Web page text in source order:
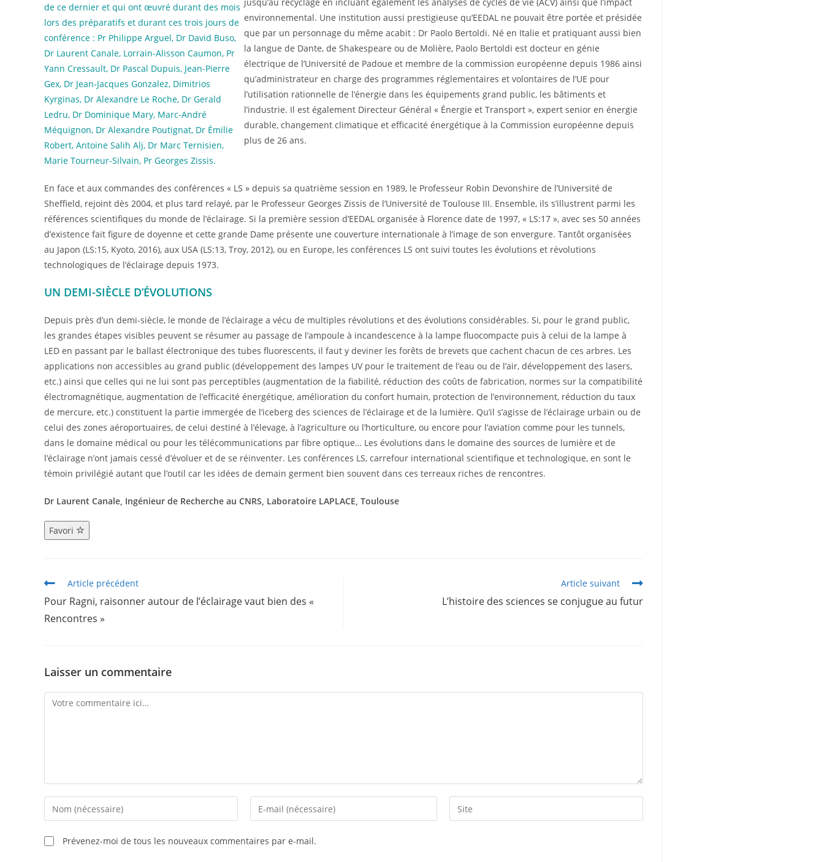
de ce dernier et qui ont œuvré durant des mois
lors des préparatifs et durant ces trois jours de
conférence : Pr Philippe Arguel, Dr David Buso,
Dr Laurent Canale, Lorrain-Alisson Caumon, Pr
Yann Cressault, Dr Pascal Dupuis, Jean-Pierre
Gex, Dr Jean-Jacques Gonzalez, Dimitrios
Kyrginas, Dr Alexandre Le Roche, Dr Gerald
Ledru, Dr Dominique Mary, Marc-André
Méquignon, Dr Alexandre Poutignat, Dr Émilie
Robert, Antoine Salih Alj, Dr Marc Ternisien,
Marie Tourneur-Silvain, Pr Georges Zissis.
environnemental. Une institution aussi prestigieuse qu’EEDAL ne pouvait être portée et présidée
que par un personnage du même acabit : Dr Paolo Bertoldi. Né en Italie et pratiquant aussi bien
la langue de Dante, de Shakespeare ou de Molière, Paolo Bertoldi est docteur en génie
électrique de l’Université de Padoue et membre de la commission européenne depuis 1986 ainsi
qu’administrateur en charge des programmes réglementaires et volontaires de l’UE pour
l’utilisation rationnelle de l’énergie dans les équipements grand public, les bâtiments et
l’industrie. Il est également Directeur Général « Énergie et Transport », expert senior en énergie
durable, changement climatique et efficacité énergétique à la Commission européenne depuis
plus de 26 ans.
En face et aux commandes des conférences « LS » depuis sa quatrième session en 1989, le Professeur Robin Devonshire de l’Université de
Sheffield, rejoint dès 2004, et plus tard relayé, par le Professeur Georges Zissis de l’Université de Toulouse III. Ensemble, ils s’illustrent parmi les
références scientifiques du monde de l’éclairage. Si la première session d’EEDAL organisée à Florence date de 1997, « LS:17 », avec ses 50 années
d’existence fait figure de doyenne et cette grande Dame présente une couverture internationale à l’image de son envergure. Tantôt organisées
au Japon (LS:15, Kyoto, 2016), aux USA (LS:13, Troy, 2012), ou en Europe, les conférences LS ont suivi toutes les évolutions et révolutions
technologiques de l’éclairage depuis 1973.
UN DEMI-SIÈCLE D’ÉVOLUTIONS
Depuis près d’un demi-siècle, le monde de l’éclairage a vécu de multiples révolutions et des évolutions considérables. Si, pour le grand public,
les grandes étapes visibles peuvent se résumer au passage de l’ampoule à incandescence à la lampe fluocompacte puis à celui de la lampe à
LED en passant par le ballast électronique des tubes fluorescents, il faut y deviner les forêts de brevets que cachent chacun de ces arbres. Les
applications non accessibles au grand public (développement des lampes UV pour le traitement de l’eau ou de l’air, développement des lasers,
etc.) ainsi que celles qui ne lui sont pas perceptibles (augmentation de la fiabilité, réduction des coûts de fabrication, normes sur la compatibilité
électromagnétique, augmentation de l’efficacité énergétique, amélioration du confort humain, protection de l’environnement, réduction du taux
de mercure, etc.) constituent la partie immergée de l’iceberg des sciences de l’éclairage et de la lumière. Qu’il s’agisse de l’éclairage urbain ou de
celui des zones aéroportuaires, de celui destiné à l’élevage, à l’agriculture ou l’horticulture, ou encore pour l’aviation comme pour les tunnels,
dans le domaine médical ou pour les télécommunications par fibre optique… Les évolutions dans le domaine des sources de lumière et de
l’éclairage n’ont jamais cessé d’évoluer et de se réinventer. Les conférences LS, carrefour international scientifique et technologique, en sont le
témoin privilégié autant que l’outil car les idées de demain germent bien souvent dans ces terreaux riches de rencontres.
Dr Laurent Canale, Ingénieur de Recherche au CNRS, Laboratoire LAPLACE, Toulouse
Favori
Article précédent
Pour Ragni, raisonner autour de l’éclairage vaut bien des «
Rencontres »
Article suivant
L’histoire des sciences se conjugue au futur
Laisser un commentaire
Prévenez-moi de tous les nouveaux commentaires par e-mail.